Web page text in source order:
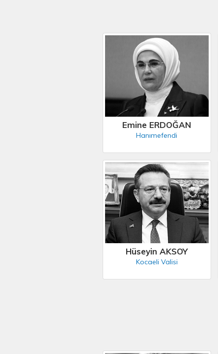
Emine ERDOĞAN
Hanımefendi
Hüseyin AKSOY
Kocaeli Valisi